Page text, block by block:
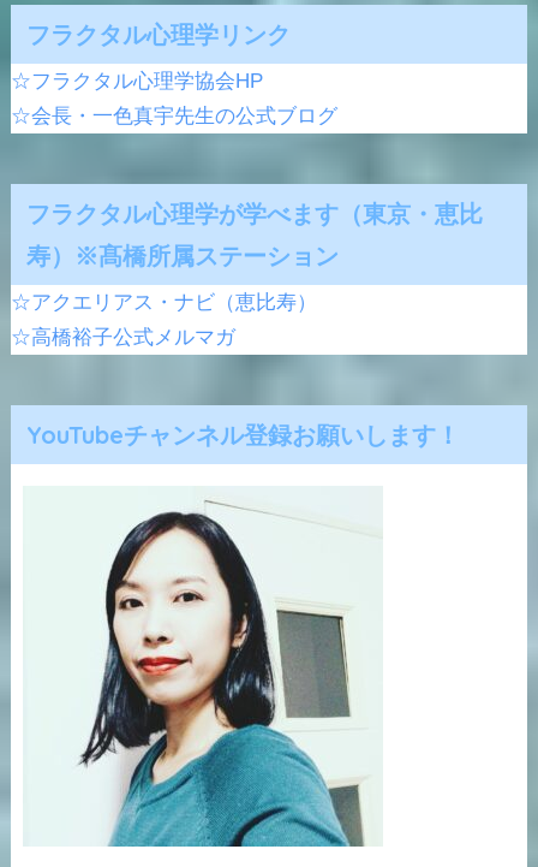
フラクタル心理学リンク
☆フラクタル心理学協会HP
☆会長・一色真宇先生の公式ブログ
フラクタル心理学が学べます（東京・恵比
寿）※髙橋所属ステーション
☆アクエリアス・ナビ（恵比寿）
☆高橋裕子公式メルマガ
YouTubeチャンネル登録お願いします！